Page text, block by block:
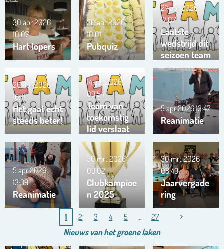
Hart lopers
30 apr 2026
10:07
Pubquiz
30 apr 2026
10:01
Laatste
wedstrijd dit
seizoen team
Trianta 01
27 apr 2026
17:07
Het gaat echt
steeds beter!
20 apr 2026
16:41
Team van
toekomstig
lid verslaat
ons team …
!!!
14 apr 2026
09:54
Reanimatie
5 apr 202613:47
Reanimatie
5 apr 2026
13:39
Clubkampioe
n 2025
30 mrt 2026
09:02
Jaarvergade
ring
30 mrt 2026
08:49
1 2 3 4 5 27
Nieuws van hetgroenelaken